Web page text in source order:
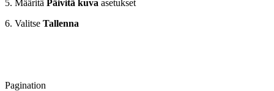
5. Määritä Päivitä kuva asetukset
6. Valitse Tallenna
Pagination